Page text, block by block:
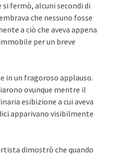
fermò, alcuni secondi di
che nessuno fosse
a ciò che aveva appena
per un breve
in un fragoroso applauso.
ovunque mentre il
esibizione a cui aveva
apparivano visibilmente
dimostrò che quando